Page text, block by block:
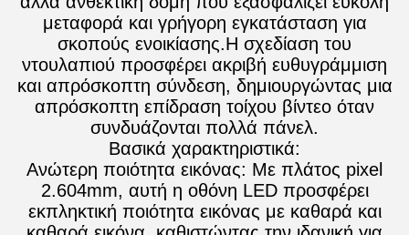
μεταφορά και γρήγορη εγκατάσταση για
σκοπούς ενοικίασης.Η σχεδίαση του
ντουλαπιού προσφέρει ακριβή ευθυγράμμιση
και απρόσκοπτη σύνδεση, δημιουργώντας μια
απρόσκοπτη επίδραση τοίχου βίντεο όταν
συνδυάζονται πολλά πάνελ.
Βασικά χαρακτηριστικά:
Ανώτερη ποιότητα εικόνας: Με πλάτος pixel
2.604mm, αυτή η οθόνη LED προσφέρει
εκπληκτική ποιότητα εικόνας με καθαρά και